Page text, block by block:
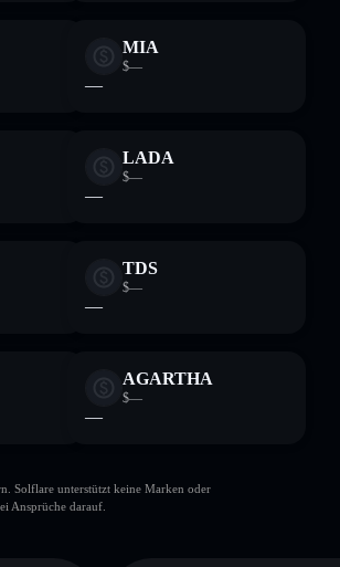
MIA
$—
—
LADA
$—
—
TDS
$—
—
AGARTHA
$—
—
Solflare unterstützt keine Marken oder
Ansprüche darauf.